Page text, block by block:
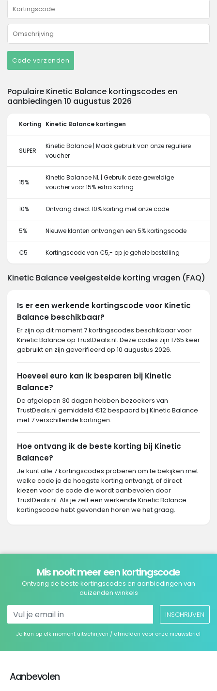
Code verzenden
Populaire Kinetic Balance kortingscodes en
aanbiedingen 10 augustus 2026
Korting Kinetic Balance kortingen
SUPER
Kinetic Balance | Maak gebruik van onze reguliere
voucher
15%
Kinetic Balance NL | Gebruik deze geweldige
voucher voor 15% extra korting
10% Ontvang direct 10% korting met onze code
5% Nieuwe klanten ontvangen een 5% kortingscode
€5 Kortingscode van €5,- op je gehele bestelling
Kinetic Balance veelgestelde korting vragen (FAQ)
Is er een werkende kortingscode voor Kinetic
Balance beschikbaar?
Er zijn op dit moment 7 kortingscodes beschikbaar voor
Kinetic Balance op TrustDeals.nl. Deze codes zijn 1765 keer
gebruikt en zijn geverifieerd op 10 augustus 2026.
Hoeveel euro kan ik besparen bij Kinetic
Balance?
De afgelopen 30 dagen hebben bezoekers van
TrustDeals.nl gemiddeld €12 bespaard bij Kinetic Balance
met 7 verschillende kortingen.
Hoe ontvang ik de beste korting bij Kinetic
Balance?
Je kunt alle 7 kortingscodes proberen om te bekijken met
welke code je de hoogste korting ontvangt, of direct
kiezen voor de code die wordt aanbevolen door
TrustDeals.nl. Als je zelf een werkende Kinetic Balance
kortingscode hebt gevonden horen we het graag.
Mis nooit meer een kortingscode
Ontvang de beste kortingscodes en aanbiedingen van
duizenden winkels
INSCHRIJVEN
Je kan op elk moment uitschrijven / afmelden voor onze nieuwsbrief
Aanbevolen